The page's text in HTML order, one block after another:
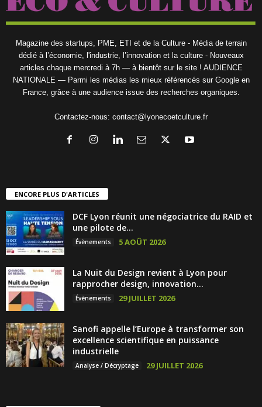
Magazine des startups, PME, ETI et de la Culture - Média de terrain
dédié à l’économie, l'industrie, l’innovation et la culture - Nouveaux
articles chaque mercredi à 7h — à bientôt sur le site ! AUDIENCE
NATIONALE — Parmi les médias les mieux référencés sur Google en
France, grâce à une audience issue des recherches organiques.
Contactez-nous: contact@lyonecoetculture.fr
ENCORE PLUS D'ARTICLES
DCF Lyon réunit une négociatrice du RAID et
une pilote de...
Évènements 5 AOÛT 2026
La Nuit du Design revient à Lyon pour
rapprocher design, innovation...
Évènements 29 JUILLET 2026
Sanofi appelle l’Europe à transformer son
excellence scientifique en puissance
industrielle
Analyse / Décryptage 29 JUILLET 2026